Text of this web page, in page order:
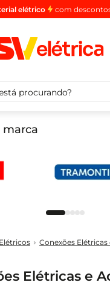
elétrico com
procurando?
marca
Conexões Elétricas
Elétricas e